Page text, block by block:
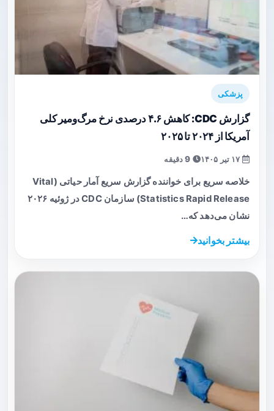
پزشکی
گزارش CDC: کاهش ۴.۶ درصدی نرخ مرگ‌ومیر کلی
آمریکا از ۲۰۲۴ تا ۲۰۲۵
خلاصه سریع برای خواننده گزارش سریع آمار حیاتی (Vital
Statistics Rapid Release) سازمان CDC در ژوئیه ۲۰۲۶
نشان می‌دهد که…
بیشتر بخوانید